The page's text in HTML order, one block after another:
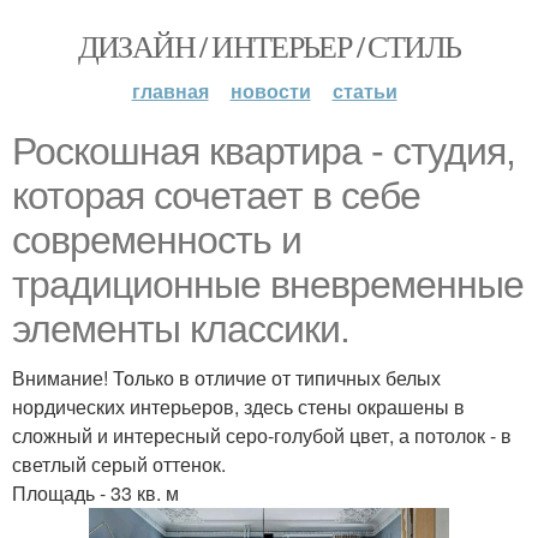
ДИЗАЙН / ИНТЕРЬЕР / СТИЛЬ
главная новости статьи
Роскошная квартира - студия,
которая сочетает в себе
современность и
традиционные вневременные
элементы классики.
Внимание! Только в отличие от типичных белых
нордических интерьеров, здесь стены окрашены в
сложный и интересный серо-голубой цвет, а потолок - в
светлый серый оттенок.
Площадь - 33 кв. м